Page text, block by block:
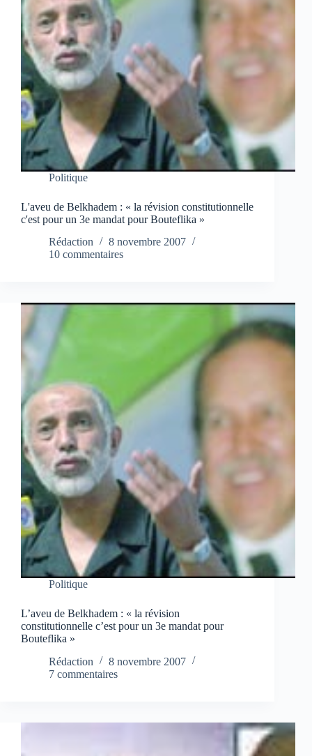
Politique
L'aveu de Belkhadem : « la révision constitutionnelle
c'est pour un 3e mandat pour Bouteflika »
Rédaction
8 novembre 2007
10 commentaires
Politique
L’aveu de Belkhadem : « la révision
constitutionnelle c’est pour un 3e mandat pour
Bouteflika »
Rédaction
8 novembre 2007
7 commentaires